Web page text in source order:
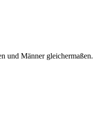
und Männer gleichermaßen.